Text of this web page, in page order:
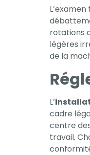
rotations
légères
de la
L’
cadre
centre
travail.
fonctionne
aussi bien que
possible lors
de votre visite.
ces cookies,
fonctionnalités
disparaîtront
du site Web.